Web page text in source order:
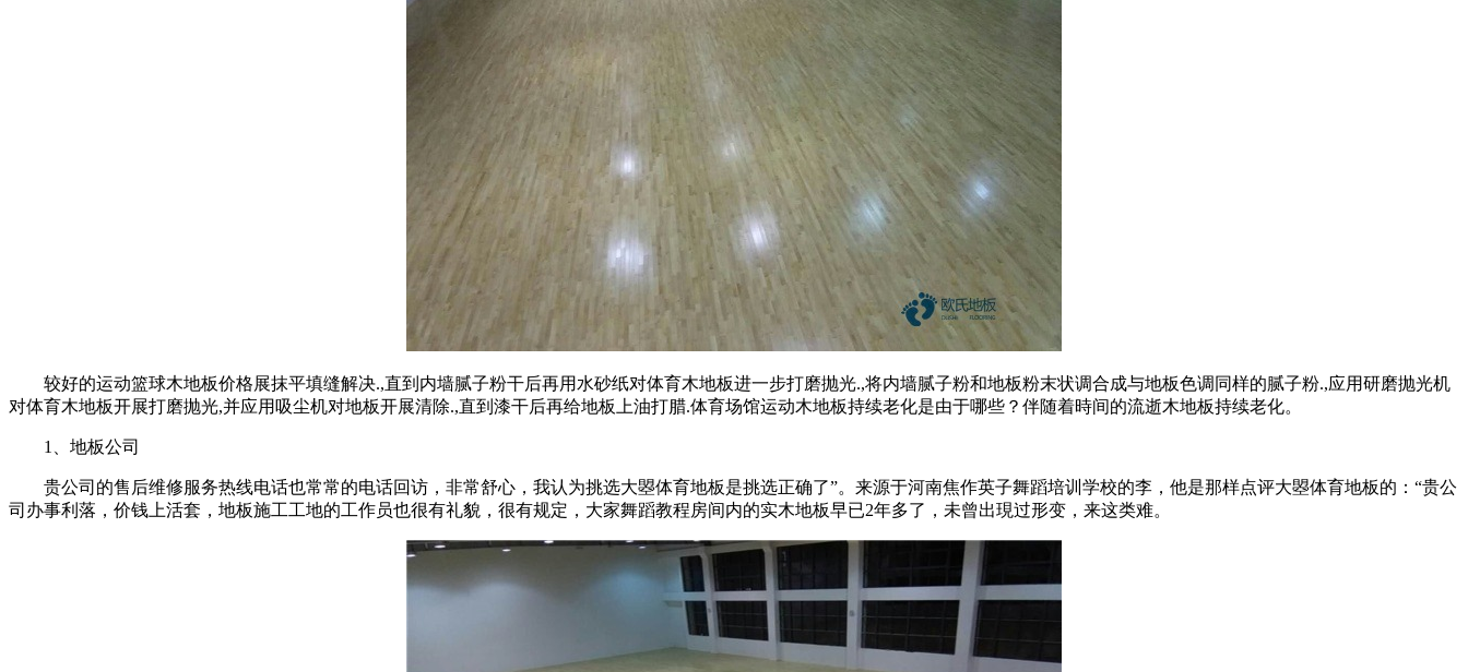
较好的运动篮球木地板价格展抹平填缝解决.,直到内墙腻子粉干后再用水砂纸对体育木地板进一步打磨抛光.,将内墙腻子粉和地板粉末状调合成与地板色调同样的腻子粉.,应用研磨抛光机
对体育木地板开展打磨抛光,并应用吸尘机对地板开展清除.,直到漆干后再给地板上油打腊.体育场馆运动木地板持续老化是由于哪些？伴随着時间的流逝木地板持续老化。
1、地板公司
贵公司的售后维修服务热线电话也常常的电话回访，非常舒心，我认为挑选大曌体育地板是挑选正确了”。来源于河南焦作英子舞蹈培训学校的李，他是那样点评大曌体育地板的：“贵公
司办事利落，价钱上活套，地板施工工地的工作员也很有礼貌，很有规定，大家舞蹈教程房间内的实木地板早已2年多了，未曾出現过形变，来这类难。